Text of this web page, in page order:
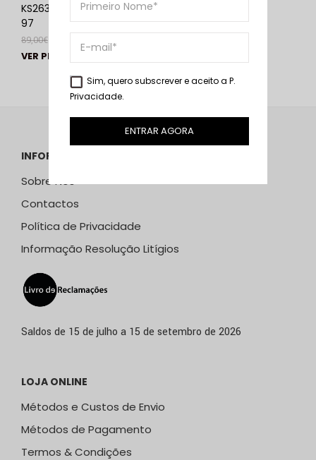
KS2632 Preto | ABF-
97
89,00€
VER PRODUTO
INFORMAÇÕES
Sobre Nós
Contactos
Política de Privacidade
Informação Resolução Litígios
Saldos de 15 de julho a 15 de setembro de 2026
LOJA ONLINE
Métodos e Custos de Envio
Métodos de Pagamento
Termos & Condições
Sim, quero subscrever e aceito a P.
Privacidade.
ENTRAR AGORA